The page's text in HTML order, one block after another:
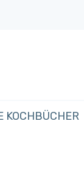
KOCHBÜCHER